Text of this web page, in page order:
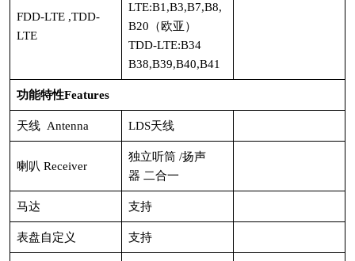
FDD-LTE ,TDD-
LTE
LTE:B1,B3,B7,B8,
B20（欧亚）
TDD-LTE:B34
B38,B39,B40,B41
功能特性Features
天线 Antenna LDS天线
喇叭 Receiver
独立听筒 /扬声
器 二合一
马达 支持
表盘自定义 支持